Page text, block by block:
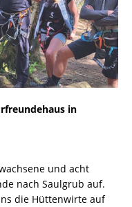
in
und acht
nach Saulgrub auf.
die Hüttenwirte auf